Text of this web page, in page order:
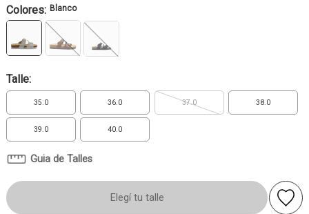
Colores: Blanco
Talle:
35.0 36.0 37.0 38.0
39.0 40.0
Guia de Talles
Elegí tu talle